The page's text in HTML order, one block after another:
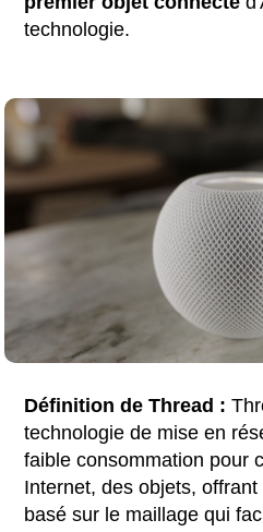
technologie.
Définition de Thread :
technologie de mise en
faible consommation pour
Internet, des objets,
basé sur le maillage qui